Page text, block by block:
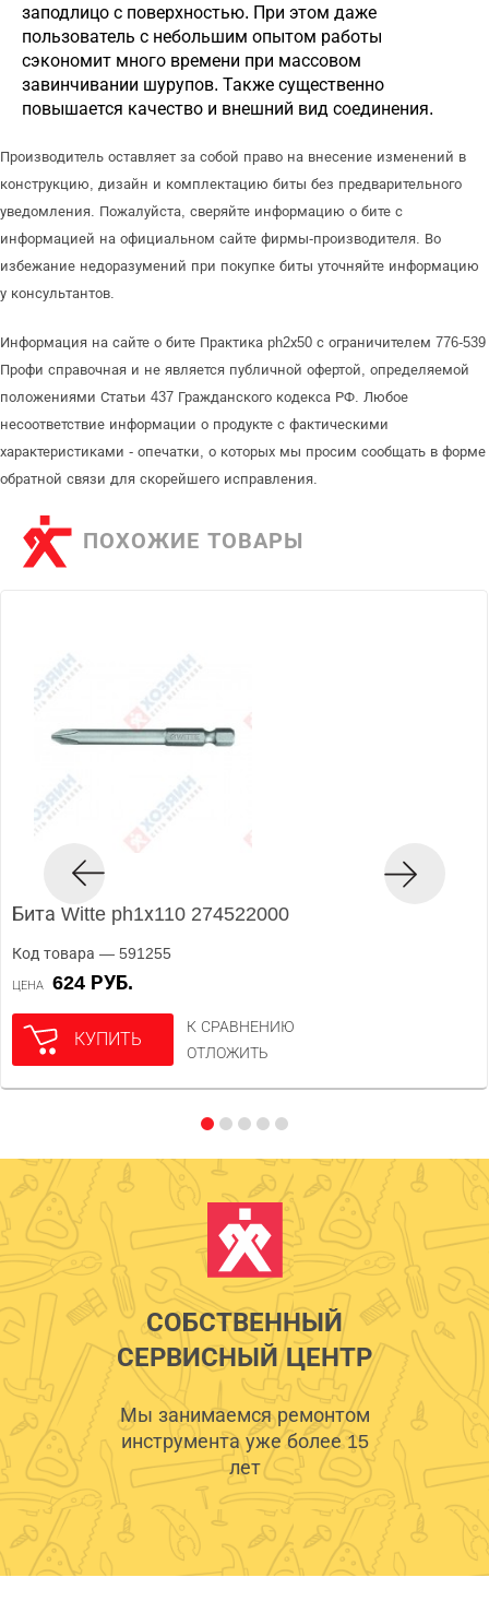
заподлицо с поверхностью. При этом даже
пользователь с небольшим опытом работы
сэкономит много времени при массовом
завинчивании шурупов. Также существенно
повышается качество и внешний вид соединения.
Производитель оставляет за собой право на внесение изменений в
конструкцию, дизайн и комплектацию биты без предварительного
уведомления. Пожалуйста, сверяйте информацию о бите с
информацией на официальном сайте фирмы-производителя. Во
избежание недоразумений при покупке биты уточняйте информацию
у консультантов.
Информация на сайте о бите Практика ph2х50 с ограничителем 776-539
Профи справочная и не является публичной офертой, определяемой
положениями Статьи 437 Гражданского кодекса РФ. Любое
несоответствие информации о продукте с фактическими
характеристиками - опечатки, о которых мы просим сообщать в форме
обратной связи для скорейшего исправления.
ПОХОЖИЕ ТОВАРЫ
Бита Witte ph1х110 274522000
Код товара — 591255
ЦЕНА 624 РУБ.
КУПИТЬ
К СРАВНЕНИЮ
ОТЛОЖИТЬ
СОБСТВЕННЫЙ
СЕРВИСНЫЙ ЦЕНТР
Мы занимаемся ремонтом
инструмента уже более 15
лет